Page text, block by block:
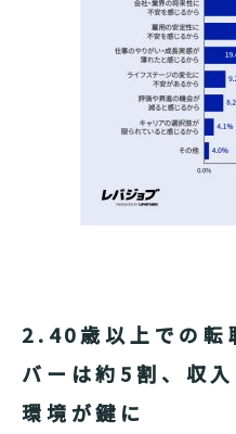
2.40歳以上での転
バーは約5割、収
環境が鍵に